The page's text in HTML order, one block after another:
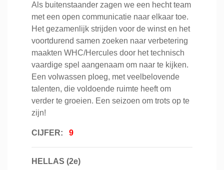
Als buitenstaander zagen we een hecht team
met een open communicatie naar elkaar toe.
Het gezamenlijk strijden voor de winst en het
voortdurend samen zoeken naar verbetering
maakten WHC/Hercules door het technisch
vaardige spel aangenaam om naar te kijken.
Een volwassen ploeg, met veelbelovende
talenten, die voldoende ruimte heeft om
verder te groeien. Een seizoen om trots op te
zijn!
CIJFER: 9
HELLAS (2e)